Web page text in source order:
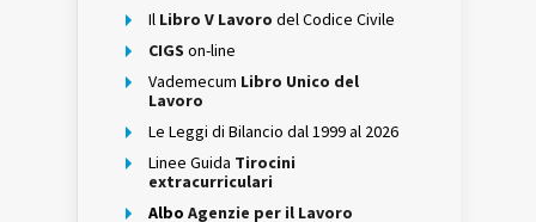
Il Libro V Lavoro del Codice Civile
CIGS on-line
Vademecum Libro Unico del
Lavoro
Le Leggi di Bilancio dal 1999 al 2026
Linee Guida Tirocini
extracurriculari
Albo Agenzie per il Lavoro